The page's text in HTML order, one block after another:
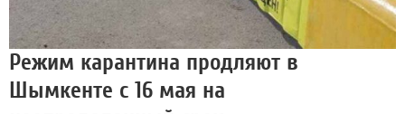
Режим карантина продляют в
Шымкенте с 16 мая на